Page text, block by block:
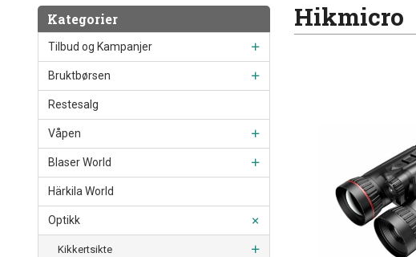
Kategorier
Tilbud og Kampanjer
Bruktbørsen
Restesalg
Våpen
Blaser World
Härkila World
Optikk
Kikkertsikte
Hikmicro